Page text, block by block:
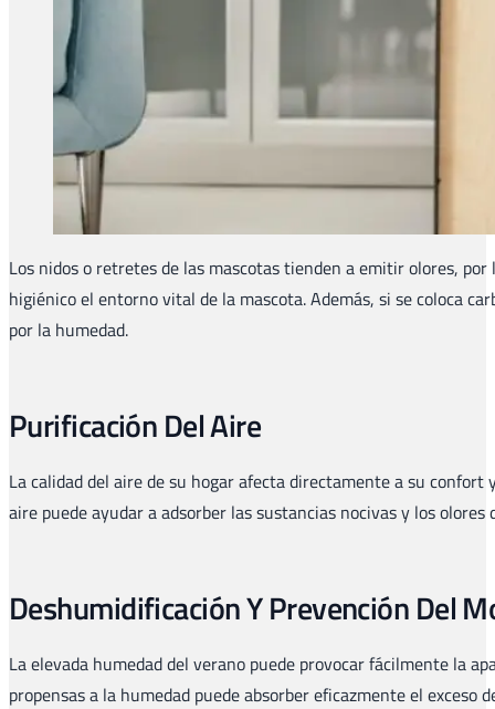
Los nidos o retretes de las mascotas tienden a emitir olores,
higiénico el entorno vital de la mascota. Además, si se coloca
por la humedad.
Purificación Del Aire
La calidad del aire de su hogar afecta directamente a su
aire puede ayudar a adsorber las sustancias nocivas y los
Deshumidificación Y Prevención Del
La elevada humedad del verano puede provocar fácilmente la
propensas a la humedad puede absorber eficazmente el